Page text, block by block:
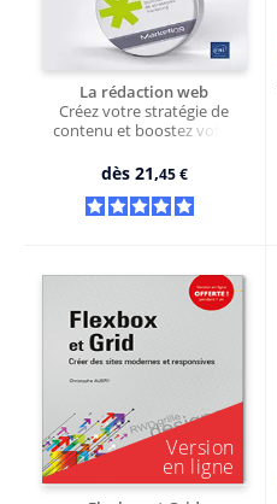
La rédaction web
Créez votre stratégie de
contenu et boostez votre
dès 21,45 €